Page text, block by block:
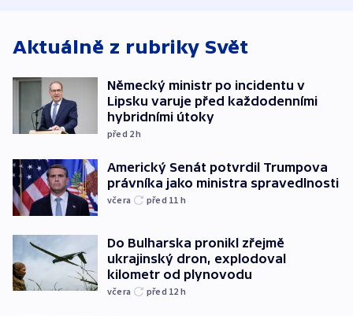
Aktuálně z rubriky Svět
Německý ministr po incidentu v
Lipsku varuje před každodenními
hybridními útoky
před 2h
Americký Senát potvrdil Trumpova
právníka jako ministra spravedlnosti
včera před 11 h
Do Bulharska pronikl zřejmě
ukrajinský dron, explodoval
kilometr od plynovodu
včera před 12 h